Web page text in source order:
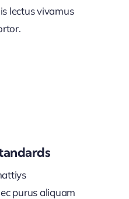
lectus vivamus
purus aliquam